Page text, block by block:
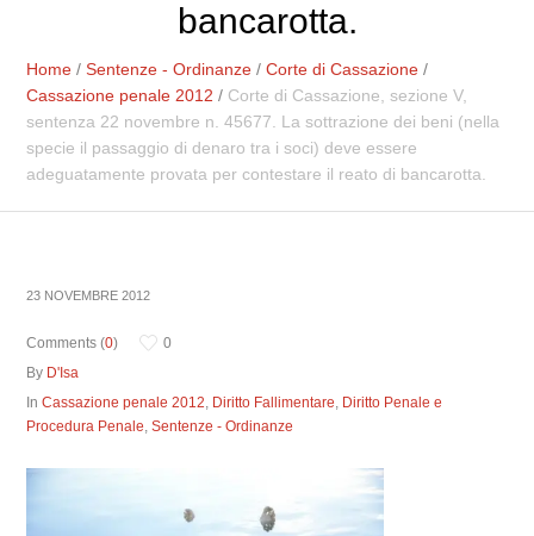
bancarotta.
Home /Sentenze - Ordinanze /Corte di Cassazione /
Cassazione penale 2012 / Corte di Cassazione, sezione V,
sentenza 22 novembre n. 45677. La sottrazione dei beni (nella
specie il passaggio di denaro tra i soci) deve essere
adeguatamente provata per contestare il reato di bancarotta.
23 NOVEMBRE 2012
Comments (0)
0
By D'Isa
InCassazione penale 2012, Diritto Fallimentare, Diritto Penale e
Procedura Penale,Sentenze - Ordinanze